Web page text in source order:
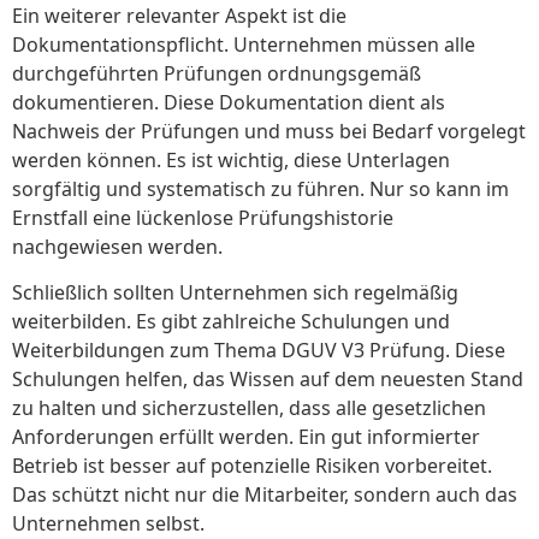
Ein weiterer relevanter Aspekt ist die
Dokumentationspflicht. Unternehmen müssen alle
durchgeführten Prüfungen ordnungsgemäß
dokumentieren. Diese Dokumentation dient als
Nachweis der Prüfungen und muss bei Bedarf vorgelegt
werden können. Es ist wichtig, diese Unterlagen
sorgfältig und systematisch zu führen. Nur so kann im
Ernstfall eine lückenlose Prüfungshistorie
nachgewiesen werden.
Schließlich sollten Unternehmen sich regelmäßig
weiterbilden. Es gibt zahlreiche Schulungen und
Weiterbildungen zum Thema DGUV V3 Prüfung. Diese
Schulungen helfen, das Wissen auf dem neuesten Stand
zu halten und sicherzustellen, dass alle gesetzlichen
Anforderungen erfüllt werden. Ein gut informierter
Betrieb ist besser auf potenzielle Risiken vorbereitet.
Das schützt nicht nur die Mitarbeiter, sondern auch das
Unternehmen selbst.